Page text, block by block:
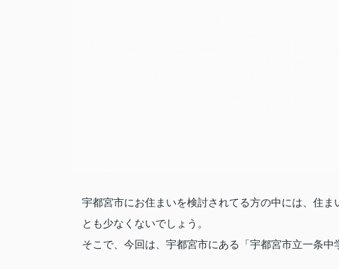
宇都宮市にお住まいを検討されてる方の中には、住
とも少なくないでしょう。
そこで、今回は、宇都宮市にある「宇都宮市立一条中